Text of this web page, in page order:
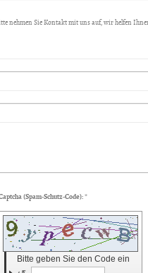
nehmen Sie Kontakt mit uns auf, wir helfen
Captcha (Spam-Schutz-Code): *
Bitte geben Sie den Code ein